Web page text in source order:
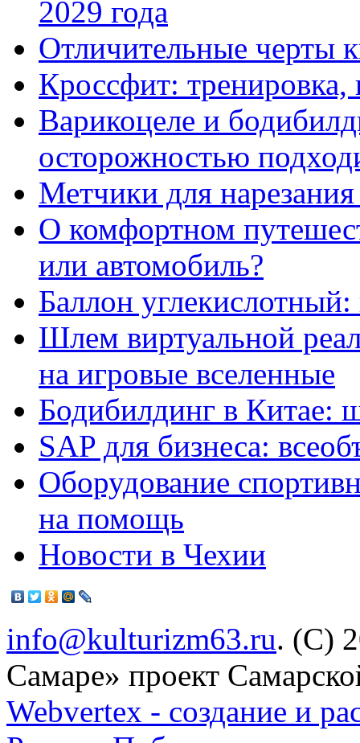
2029 года
Отличительные черты
Кроссфит: тренировка,
Варикоцеле и
осторожностью
Метчики для
О комфортном
или автомобиль?
Баллон
Шлем виртуальной
на игровые вселенные
Бодибилдинг в Китае:
SAP для бизнеса:
Оборудование
на помощь
Новости в Чехии
info@kulturizm63.ru. (C)
Самаре» проект
Webvertex - создание и